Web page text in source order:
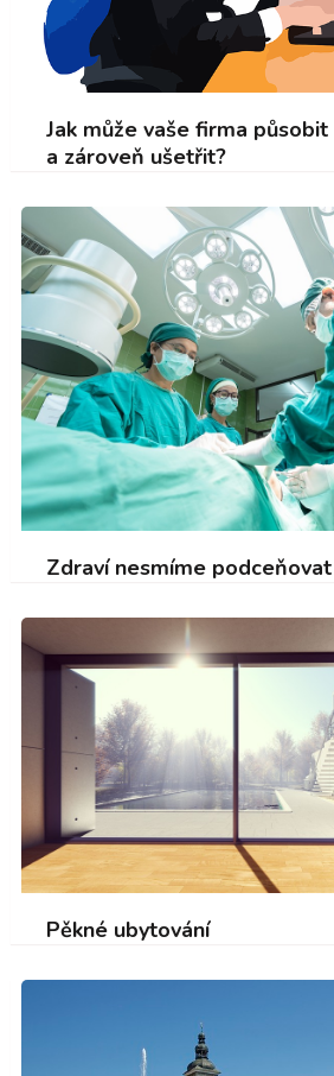
Jak může vaše firma
a zároveň ušetřit?
Zdraví nesmíme podceňovat
Pěkné ubytování